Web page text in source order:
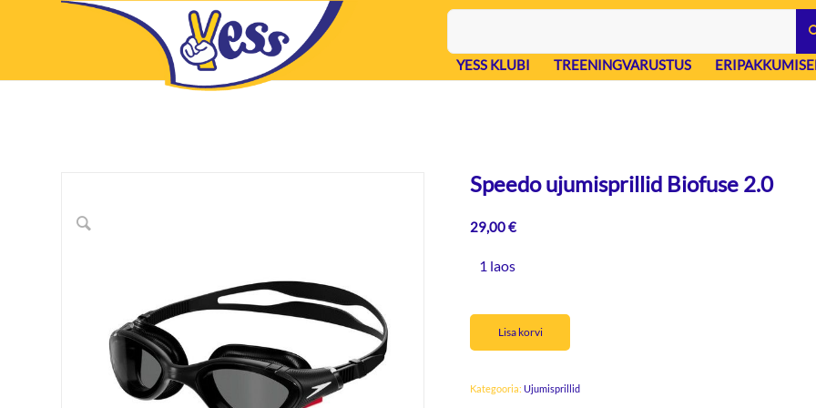
YESS KLUBI TREENINGVARUSTUS
Speedo ujumisprillid Biofuse 2.0
29,00€
1 laos
Lisa korvi
Kategooria:Ujumisprillid